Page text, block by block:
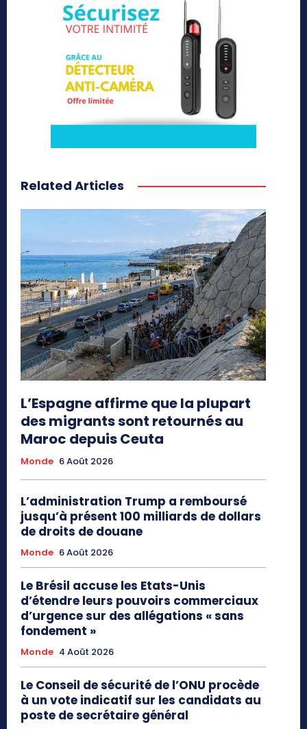
Related Articles
L’Espagne affirme que la plupart
des migrants sont retournés au
Maroc depuis Ceuta
Monde 6 Août 2026
L’administration Trump a remboursé
jusqu’à présent 100 milliards de dollars
de droits de douane
Monde 6 Août 2026
Le Brésil accuse les Etats-Unis
d’étendre leurs pouvoirs commerciaux
d’urgence sur des allégations « sans
fondement »
Monde 4 Août 2026
Le Conseil de sécurité de l’ONU procède
à un vote indicatif sur les candidats au
poste de secrétaire général